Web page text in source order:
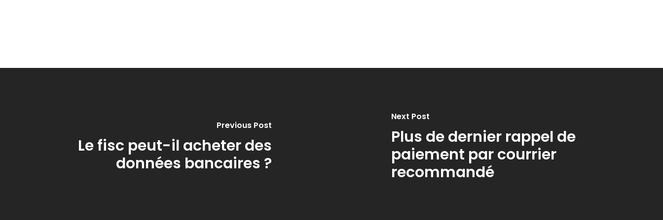
Previous Post
Le fisc peut-il acheter des
données bancaires ?
Next Post
Plus de dernier rappel de
paiement par courrier
recommandé